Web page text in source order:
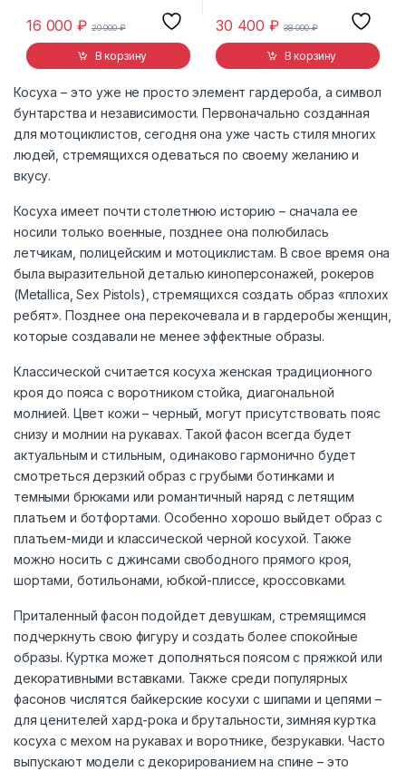
16 000₽ 20 000₽
В корзину
30 400₽ 38 000₽
В корзину
Косуха – это уже не просто элемент гардероба, а символ
бунтарства и независимости. Первоначально созданная
для мотоциклистов, сегодня она уже часть стиля многих
людей, стремящихся одеваться по своему желанию и
вкусу.
Косуха имеет почти столетнюю историю – сначала ее
носили только военные, позднее она полюбилась
летчикам, полицейским и мотоциклистам. В свое время она
была выразительной деталью киноперсонажей, рокеров
(Metallica, Sex Pistols), стремящихся создать образ «плохих
ребят». Позднее она перекочевала и в гардеробы женщин,
которые создавали не менее эффектные образы.
Классической считается косуха женская традиционного
кроя до пояса с воротником стойка, диагональной
молнией. Цвет кожи – черный, могут присутствовать пояс
снизу и молнии на рукавах. Такой фасон всегда будет
актуальным и стильным, одинаково гармонично будет
смотреться дерзкий образ с грубыми ботинками и
темными брюками или романтичный наряд с летящим
платьем и ботфортами. Особенно хорошо выйдет образ с
платьем-миди и классической черной косухой. Также
можно носить с джинсами свободного прямого кроя,
шортами, ботильонами, юбкой-плиссе, кроссовками.
Приталенный фасон подойдет девушкам, стремящимся
подчеркнуть свою фигуру и создать более спокойные
образы. Куртка может дополняться поясом с пряжкой или
декоративными вставками. Также среди популярных
фасонов числятся байкерские косухи с шипами и цепями –
для ценителей хард-рока и брутальности, зимняя куртка
косуха с мехом на рукавах и воротнике, безрукавки. Часто
выпускают модели с декорированием на спине – это